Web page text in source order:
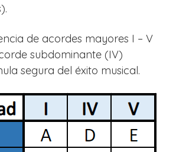
de acordes mayores I – V
subdominante (IV)
segura del éxito musical.